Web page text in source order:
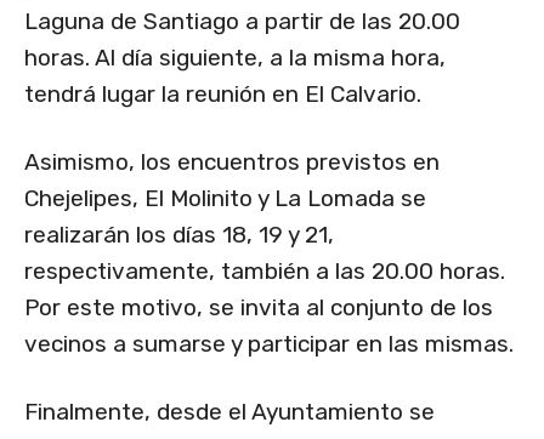
Laguna de Santiago a partir de las 20.00
horas. Al día siguiente, a la misma hora,
tendrá lugar la reunión en El Calvario.
Asimismo, los encuentros previstos en
Chejelipes, El Molinito y La Lomada se
realizarán los días 18, 19 y 21,
respectivamente, también a las 20.00 horas.
Por este motivo, se invita al conjunto de los
vecinos a sumarse y participar en las mismas.
Finalmente, desde el Ayuntamiento se